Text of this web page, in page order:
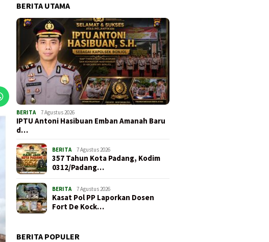
BERITA UTAMA
BERITA 7 Agustus 2026
IPTU Antoni Hasibuan Emban Amanah Baru
d…
BERITA 7 Agustus 2026
357 Tahun Kota Padang, Kodim
0312/Padang…
BERITA 7 Agustus 2026
Kasat Pol PP Laporkan Dosen
Fort De Kock…
BERITA POPULER